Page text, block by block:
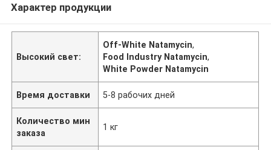
Характер продукции
Высокий свет:
Off-White Natamycin,
Food Industry Natamycin,
White Powder Natamycin
Время доставки 5-8 рабочих дней
Количество мин
заказа
1 кг